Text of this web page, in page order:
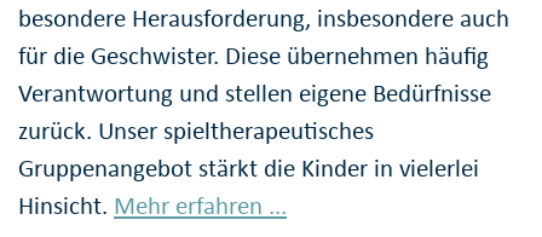
besondere Herausforderung, insbesondere auch
für die Geschwister. Diese übernehmen häufig
Verantwortung und stellen eigene Bedürfnisse
zurück. Unser spieltherapeutisches
Gruppenangebot stärkt die Kinder in vielerlei
Hinsicht. Mehr erfahren ...